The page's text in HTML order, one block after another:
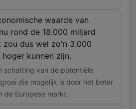
waarde van
rond de 18.000 miljard
zou dus wel zo'n 3.000
kunnen zijn.
schatting van de potentiële
die mogelijk is door het beter
de Europese markt.